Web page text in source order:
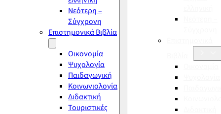
Νεότερη –
Σύγχρονη
Επιστημονικά Βιβλία
Οικονομία
Ψυχολογία
Παιδαγωγική
Κοινωνιολογία
Διδακτική
Τουριστικές